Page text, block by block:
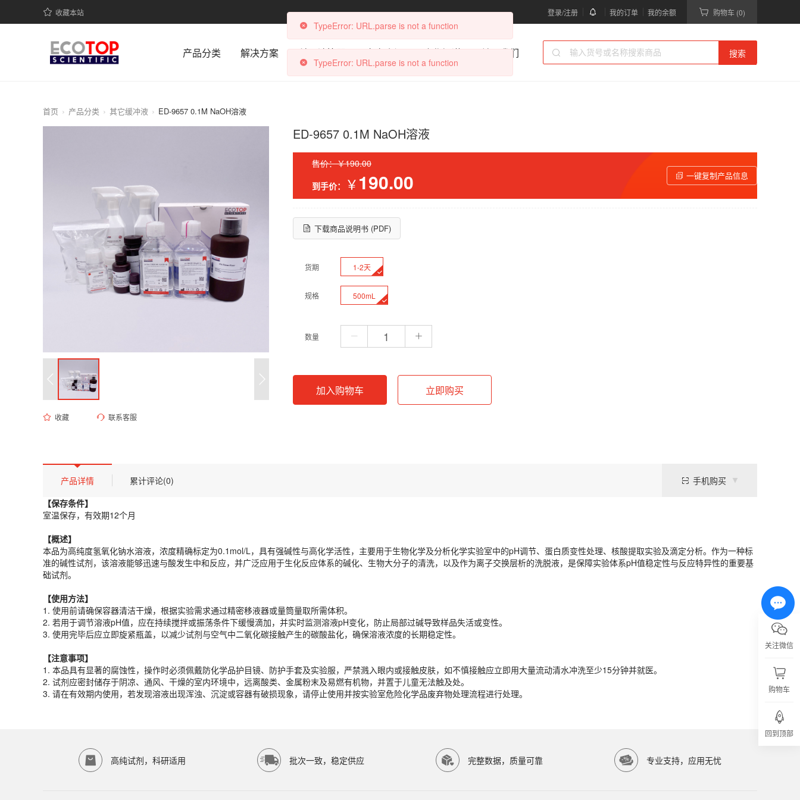
收藏本站 登录/注册 我的订单 我的余额 购物车 (0)
产品分类 解决方案 科研计算器 文章资讯 合作渠道 关于我们 搜索
首页 产品分类 其它缓冲液 ED-9657 0.1M NaOH溶液
收藏 联系客服
ED-9657 0.1M NaOH溶液
售价：￥190.00
到手价：
￥190.00 一键复制产品信息
下载商品说明书 (PDF)
货期 1-2天
规格 500mL
数量
加入购物车 立即购买
产品描述
【保存条件】
室温保存，有效期12个月
【概述】
【使用方法】
1. 使用前请确保容器清洁干燥，根据实验需求通过精密移液器或量筒量取所需体积。
2. 若用于调节溶液pH值，应在持续搅拌或振荡条件下缓慢滴加，并实时监测溶液pH变化，防止局部过碱导致样品失活或变性。
【注意事项】
1. 本品具有显著的腐蚀性，操作时必须佩戴防化学品护目镜、防护手套及实验服，严禁溅入眼内或接触皮肤，如不慎接触应立即用大量流动清水冲洗至少15分钟并就医。
2. 试剂应密封储存于阴凉、通风、干燥的室内环境中，远离酸类、金属粉末及易燃有机物，并置于儿童无法触及处。
3. 请在有效期内使用，若发现溶液出现浑浊、沉淀或容器有破损现象，请停止使用并按实验室危险化学品废弃物处理流程进行处理。
产品规格
货期
1-2天
规格
500mL
应用领域
本产品适用于ED-9657、其它缓冲液、生物科研试剂、ECOTOP SCIENTIFIC等研究领域。ECOTOP SCIENTIFIC（广州亿涛生物科技有限公司）提供高品质生物科研试剂，服务科研院所与生物医药企业。
ECOTOP SCIENTIFIC
产品详情 累计评论(0)
手机购买
【保存条件】
室温保存，有效期12个月
【概述】
本品为高纯度氢氧化钠水溶液，浓度精确标定为0.1mol/L，具有强碱性与高化学活性，主要用于生物化学及分析化学实验室中的pH调节、蛋白质变性处理、核酸提取实验及滴定分析。作为一种标
准的碱性试剂，该溶液能够迅速与酸发生中和反应，并广泛应用于生化反应体系的碱化、生物大分子的清洗，以及作为离子交换层析的洗脱液，是保障实验体系pH值稳定性与反应特异性的重要基
础试剂。
【使用方法】
1. 使用前请确保容器清洁干燥，根据实验需求通过精密移液器或量筒量取所需体积。
2. 若用于调节溶液pH值，应在持续搅拌或振荡条件下缓慢滴加，并实时监测溶液pH变化，防止局部过碱导致样品失活或变性。
3. 使用完毕后应立即旋紧瓶盖，以减少试剂与空气中二氧化碳接触产生的碳酸盐化，确保溶液浓度的长期稳定性。
【注意事项】
1. 本品具有显著的腐蚀性，操作时必须佩戴防化学品护目镜、防护手套及实验服，严禁溅入眼内或接触皮肤，如不慎接触应立即用大量流动清水冲洗至少15分钟并就医。
2. 试剂应密封储存于阴凉、通风、干燥的室内环境中，远离酸类、金属粉末及易燃有机物，并置于儿童无法触及处。
3. 请在有效期内使用，若发现溶液出现浑浊、沉淀或容器有破损现象，请停止使用并按实验室危险化学品废弃物处理流程进行处理。
高纯试剂，科研适用 批次一致，稳定供应 完整数据，质量可靠 专业支持，应用无忧
关注微信
购物车
回到顶部
TypeError: URL.parse is not a function
TypeError: URL.parse is not a function